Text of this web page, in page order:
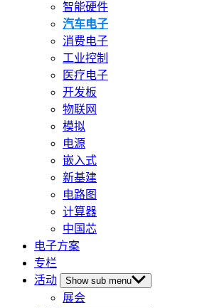
智能硬件
汽车电子
消费电子
工业控制
医疗电子
开发板
物联网
模拟
电源
嵌入式
新基建
电路图
计算器
中国芯
电子方案
专栏
活动
Show sub menu
展会